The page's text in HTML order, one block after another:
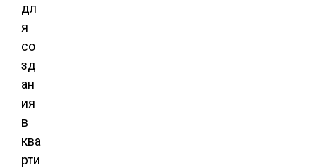
дл
я
со
зд
ан
ия
в
ква
рти